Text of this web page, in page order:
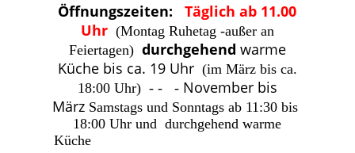
Öffnungszeiten:Täglich ab 11.00
Uhr(Montag Ruhetag -außer an
Feiertagen) durchgehend warme
Küche bis ca. 19 Uhr(im März bis ca.
18:00 Uhr) - - - November bis
März Samstags und Sonntags ab 11:30 bis
18:00 Uhr und durchgehend warme
Küche